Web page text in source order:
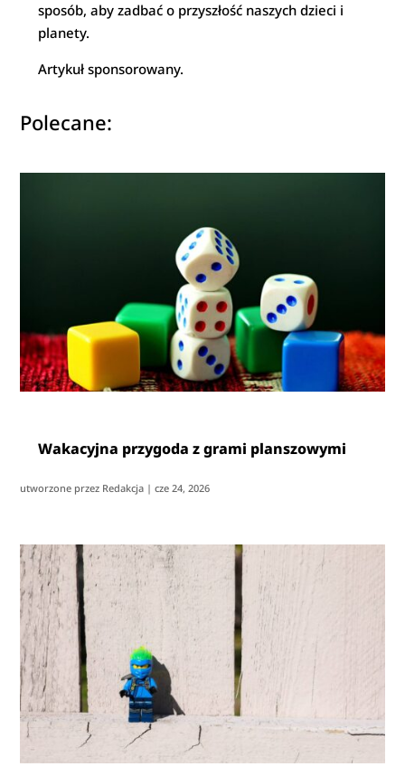
sposób, aby zadbać o przyszłość naszych dzieci i
planety.
Artykuł sponsorowany.
Polecane:
Wakacyjna przygoda z grami planszowymi
utworzone przez Redakcja |cze 24, 2026